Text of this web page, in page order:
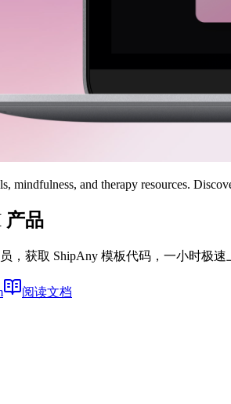
mindfulness, and therapy resources.
产品
员，获取 ShipAny 模板代码，一小时极速
阅读文档